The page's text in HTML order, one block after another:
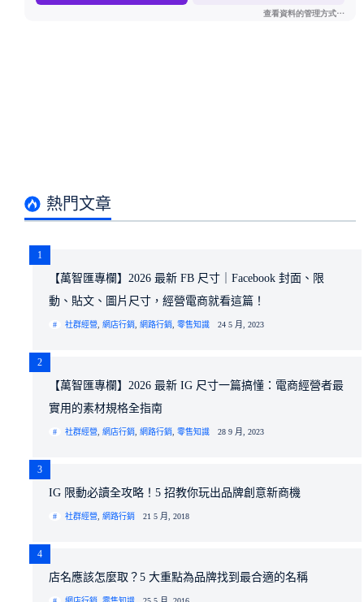
熱門文章
1
【萬智匯專欄】2026 最新 FB 尺寸｜Facebook 封面、限
動、貼文、圖片尺寸，經營電商就看這篇！
社群經營, 網店行銷, 網路行銷, 零售知識 24 5 月, 2023
2
【萬智匯專欄】2026 最新 IG 尺寸一篇搞懂：電商經營者最
實用的素材規格全指南
社群經營, 網店行銷, 網路行銷, 零售知識 28 9 月, 2023
3
IG 限動必讀全攻略！5 招教你玩出品牌創意新商機
社群經營, 網路行銷 21 5 月, 2018
4
店名應該怎麼取？5 大重點為品牌找到最合適的名稱